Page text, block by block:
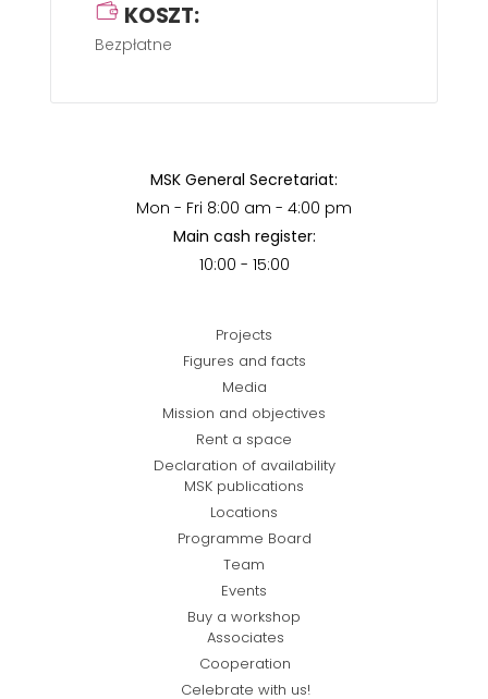
KOSZT:
Bezpłatne
MSK General Secretariat:
Mon - Fri 8:00 am - 4:00 pm
Main cash register:
10:00 - 15:00
Projects
Figures and facts
Media
Mission and objectives
Rent a space
Declaration of availability
MSK publications
Locations
Programme Board
Team
Events
Buy a workshop
Associates
Cooperation
Celebrate with us!